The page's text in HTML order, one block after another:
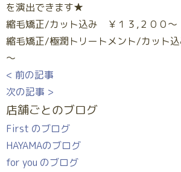
を演出できます★
縮毛矯正/カット込み ￥１３,２００～
縮毛矯正/極潤トリートメント/カット
～
< 前の記事
次の記事 >
店舗ごとのブログ
First のブログ
HAYAMAのブログ
for you のブログ